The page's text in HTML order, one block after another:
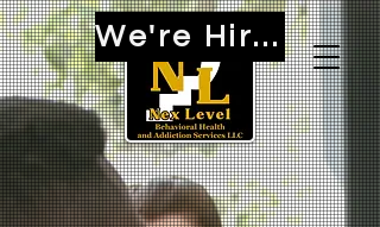
We're Hiring!